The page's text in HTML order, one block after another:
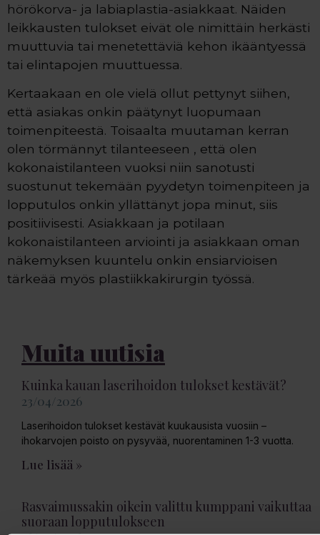
hörökorva- ja labiaplastia-asiakkaat. Näiden
leikkausten tulokset eivät ole nimittäin herkästi
muuttuvia tai menetettäviä kehon ikääntyessä
tai elintapojen muuttuessa.
Kertaakaan en ole vielä ollut pettynyt siihen,
että asiakas onkin päätynyt luopumaan
toimenpiteestä. Toisaalta muutaman kerran
olen törmännyt tilanteeseen , että olen
kokonaistilanteen vuoksi niin sanotusti
suostunut tekemään pyydetyn toimenpiteen ja
lopputulos onkin yllättänyt jopa minut, siis
positiivisesti. Asiakkaan ja potilaan
kokonaistilanteen arviointi ja asiakkaan oman
näkemyksen kuuntelu onkin ensiarvioisen
tärkeää myös plastiikkakirurgin työssä.
Muita uutisia
Kuinka kauan laserihoidon tulokset kestävät?
23/04/2026
Laserihoidon tulokset kestävät kuukausista vuosiin –
ihokarvojen poisto on pysyvää, nuorentaminen 1-3 vuotta.
Lue lisää »
Rasvaimussakin oikein valittu kumppani vaikuttaa
suoraan lopputulokseen